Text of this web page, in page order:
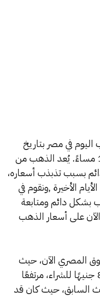
في مصر بتاريخ
الأثنين 30 مارس الساعة 1:45 مساءً. يُعد الذهب من
بسبب تذبذب أسعاره،
الأخيرة ,ونقوم في
بشكل دائم ومتابعة
على أسعار الذهب
بالسوق المصري الآن، حيث
بلغ 8070 جنيهًا للبيع و8010 جنيهًا للشراء، مرتفعًا
السابق، حيث كان قد